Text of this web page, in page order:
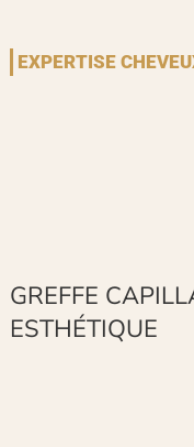
EXPERTISE
GREFFE
ESTHÉTIQUE